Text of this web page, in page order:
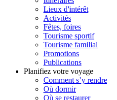
Lieux d'intérêt
Activités
Fêtes, foires
Tourisme sportif
Tourisme familial
Promotions
Publications
Planifiez votre voyage
Comment s’y rendre
Où dormir
Où se restaurer